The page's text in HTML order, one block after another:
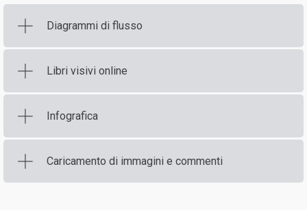
Diagrammi di flusso
Libri visivi online
Infografica
Caricamento di immagini e commenti